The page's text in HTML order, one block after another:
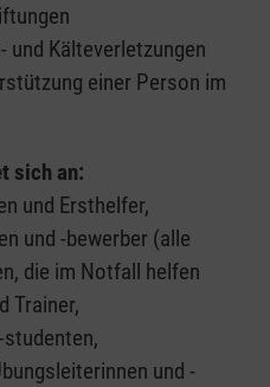
und Kälteverletzungen
einer Person im
sich an:
und Ersthelfer,
und -bewerber (alle
die im Notfall helfen
Trainer,
und -